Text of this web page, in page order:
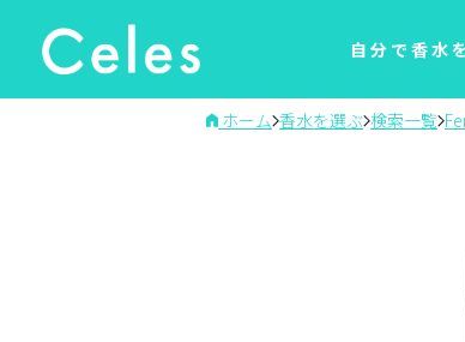
自分で香水
ホーム 香水を選ぶ 検索一覧